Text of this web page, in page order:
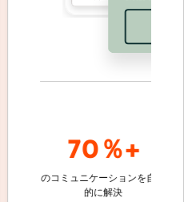
70％+
のコミュニケーションを自動
的に解決
顧客対